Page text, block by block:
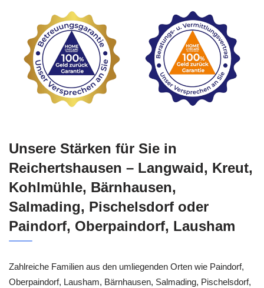
Unsere Stärken für Sie in
Reichertshausen – Langwaid, Kreut,
Kohlmühle, Bärnhausen,
Salmading, Pischelsdorf oder
Paindorf, Oberpaindorf, Lausham
Zahlreiche Familien aus den umliegenden Orten wie Paindorf,
Oberpaindorf, Lausham, Bärnhausen, Salmading, Pischelsdorf,